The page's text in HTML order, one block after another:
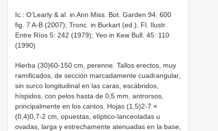
Ic.: O’Learly & al. in Ann Miss. Bot. Garden 94: 600
fig. 7 A-B (2007); Tronc. in Burkart (ed.), Fl. Ilustr.
Entre Ríos 5: 242 (1979); Yeo in Kew Bull. 45: 110
(1990)
Hierba (30)60-150 cm, perenne. Tallos erectos, muy
ramificados, de sección marcadamente cuadrangular,
sin surco longitudinal en las caras, escábridos,
híspidos, con pelos hasta de 0,5 mm, antrorsos,
principalmente en los cantos. Hojas (1,5)2-7 ×
(0,4)0,7-2 cm, opuestas, elíptico-lanceoladas u
ovadas, larga y estrechamente atenuadas en la base,